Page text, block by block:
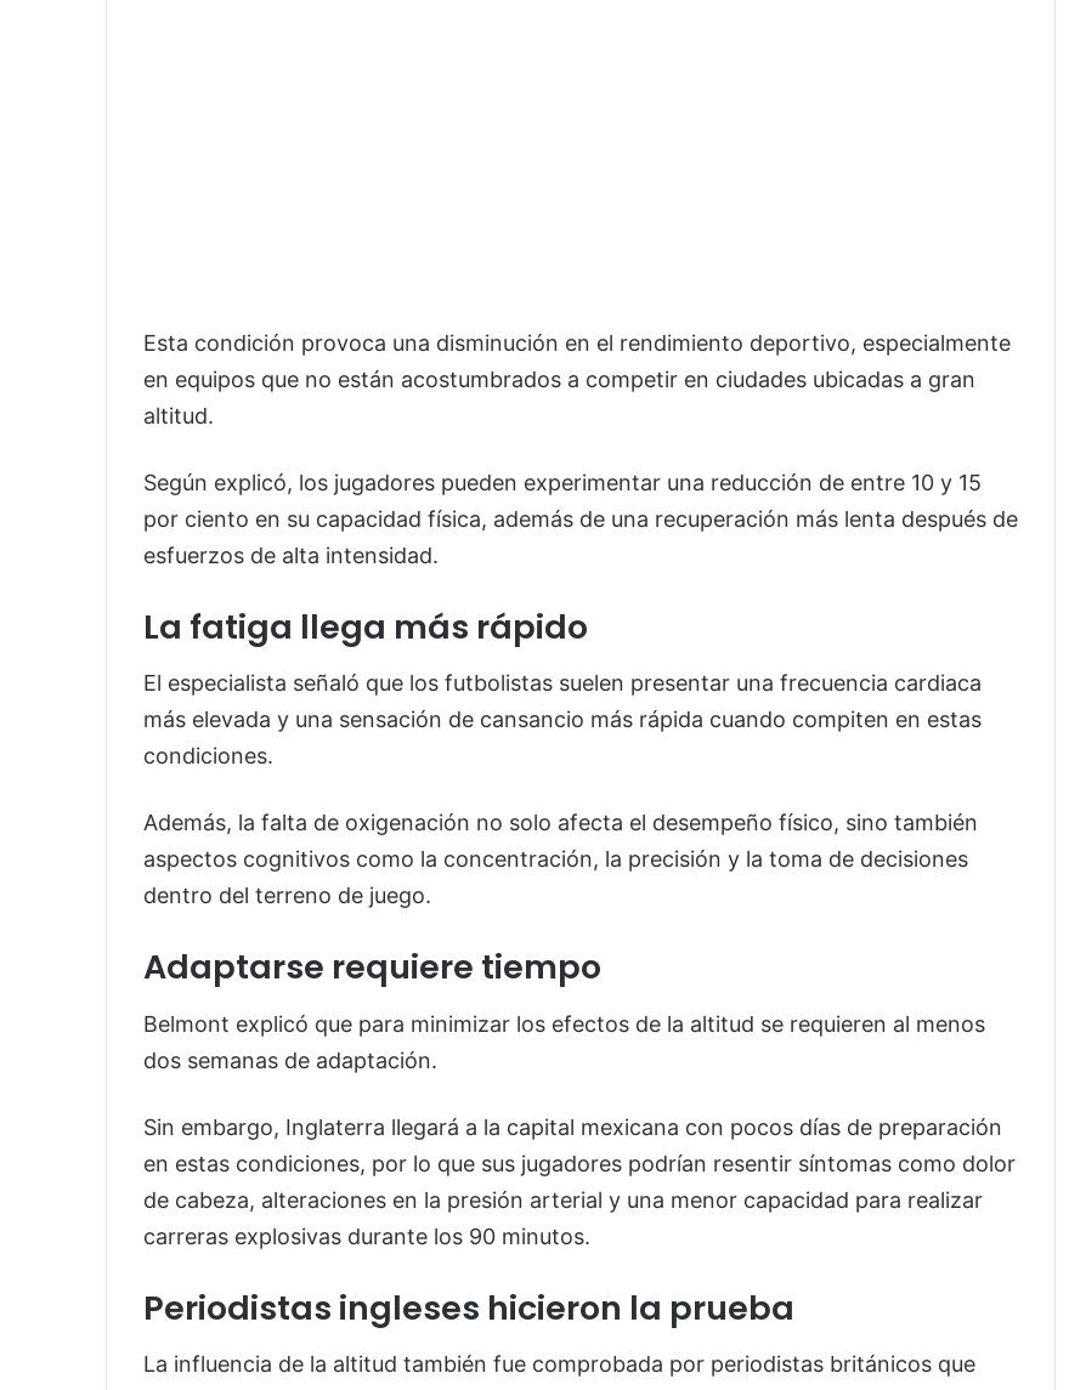
Esta condición provoca una disminución en el rendimiento deportivo, especialmente
en equipos que no están acostumbrados a competir en ciudades ubicadas a gran
altitud.
Según explicó, los jugadores pueden experimentar una reducción de entre 10 y 15
por ciento en su capacidad física, además de una recuperación más lenta después de
esfuerzos de alta intensidad.
La fatiga llega más rápido
El especialista señaló que los futbolistas suelen presentar una frecuencia cardiaca
más elevada y una sensación de cansancio más rápida cuando compiten en estas
condiciones.
Además, la falta de oxigenación no solo afecta el desempeño físico, sino también
aspectos cognitivos como la concentración, la precisión y la toma de decisiones
dentro del terreno de juego.
Adaptarse requiere tiempo
Belmont explicó que para minimizar los efectos de la altitud se requieren al menos
dos semanas de adaptación.
Sin embargo, Inglaterra llegará a la capital mexicana con pocos días de preparación
en estas condiciones, por lo que sus jugadores podrían resentir síntomas como dolor
de cabeza, alteraciones en la presión arterial y una menor capacidad para realizar
carreras explosivas durante los 90 minutos.
Periodistas ingleses hicieron la prueba
La influencia de la altitud también fue comprobada por periodistas británicos que